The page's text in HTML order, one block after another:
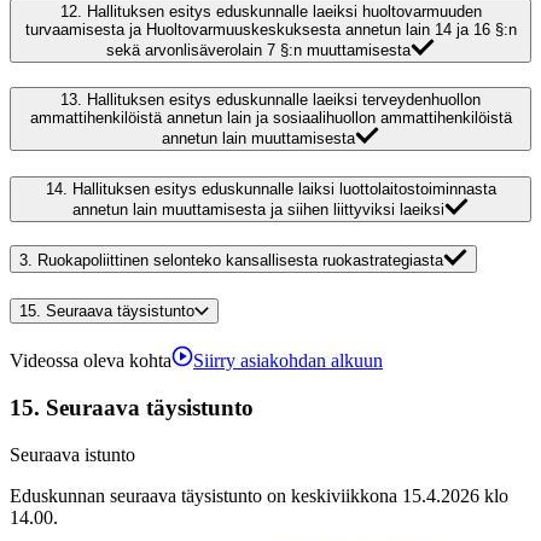
12. Hallituksen esitys eduskunnalle laeiksi huoltovarmuuden
turvaamisesta ja Huoltovarmuuskeskuksesta annetun lain 14 ja 16 §:n
sekä arvonlisäverolain 7 §:n muuttamisesta
13. Hallituksen esitys eduskunnalle laeiksi terveydenhuollon
ammattihenkilöistä annetun lain ja sosiaalihuollon ammattihenkilöistä
annetun lain muuttamisesta
14. Hallituksen esitys eduskunnalle laiksi luottolaitostoiminnasta
annetun lain muuttamisesta ja siihen liittyviksi laeiksi
3. Ruokapoliittinen selonteko kansallisesta ruokastrategiasta
15. Seuraava täysistunto
Videossa oleva kohta Siirry asiakohdan alkuun
15. Seuraava täysistunto
Seuraava istunto
Eduskunnan seuraava täysistunto on keskiviikkona 15.4.2026 klo
14.00.